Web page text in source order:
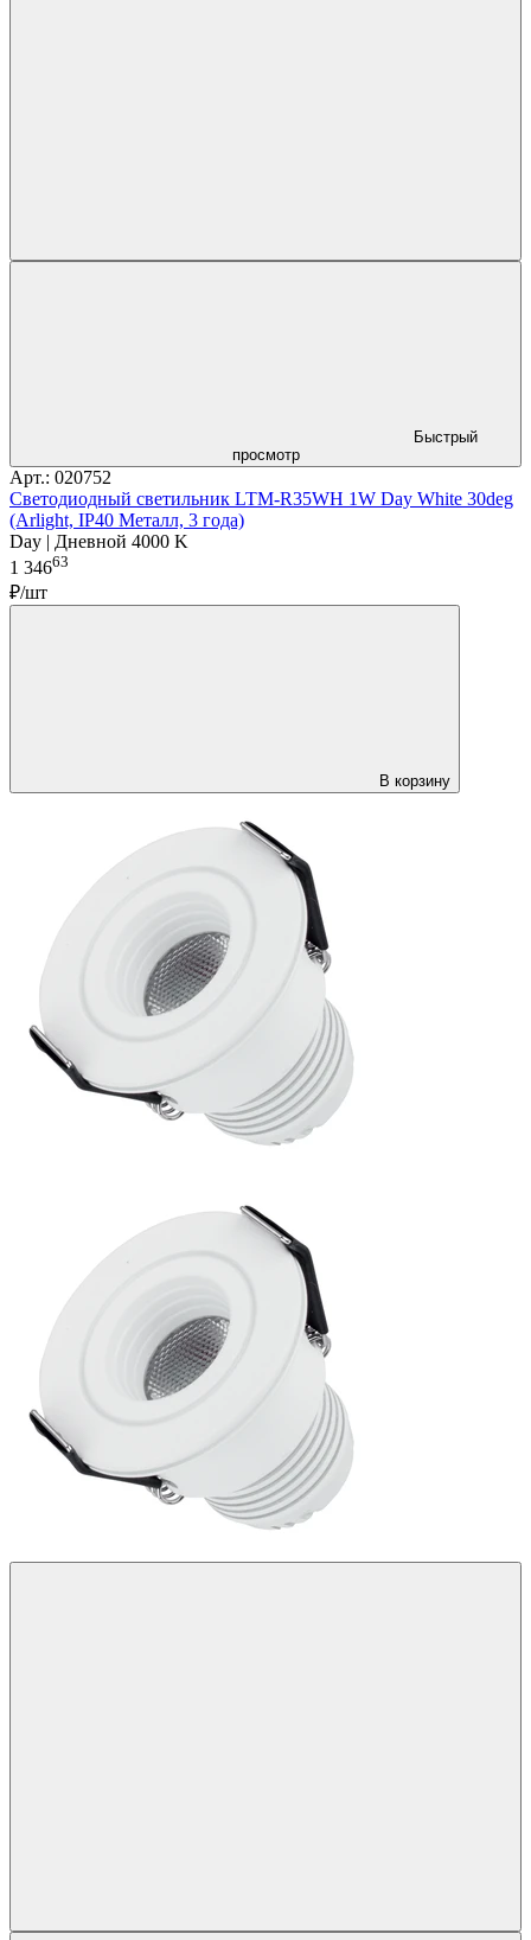
Быстрый
просмотр
Арт.: 020752
Светодиодный светильник LTM-R35WH 1W Day White 30deg
(Arlight, IP40 Металл, 3 года)
Day | Дневной 4000 K
1 34663
₽/шт
В корзину